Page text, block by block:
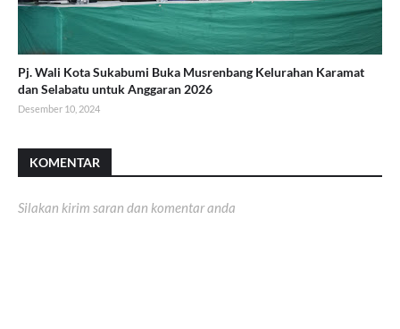
Pj. Wali Kota Sukabumi Buka Musrenbang Kelurahan Karamat
dan Selabatu untuk Anggaran 2026
Desember 10, 2024
KOMENTAR
Silakan kirim saran dan komentar anda